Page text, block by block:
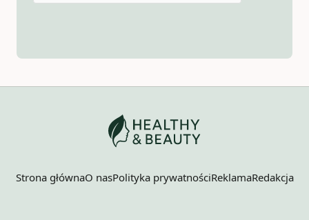
Strona głównaO nasPolityka prywatnościReklamaRedakcja